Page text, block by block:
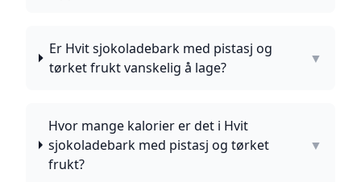
Er Hvit sjokoladebark med pistasj og
tørket frukt vanskelig å lage?
▼
Hvor mange kalorier er det i Hvit
sjokoladebark med pistasj og tørket
frukt?
▼